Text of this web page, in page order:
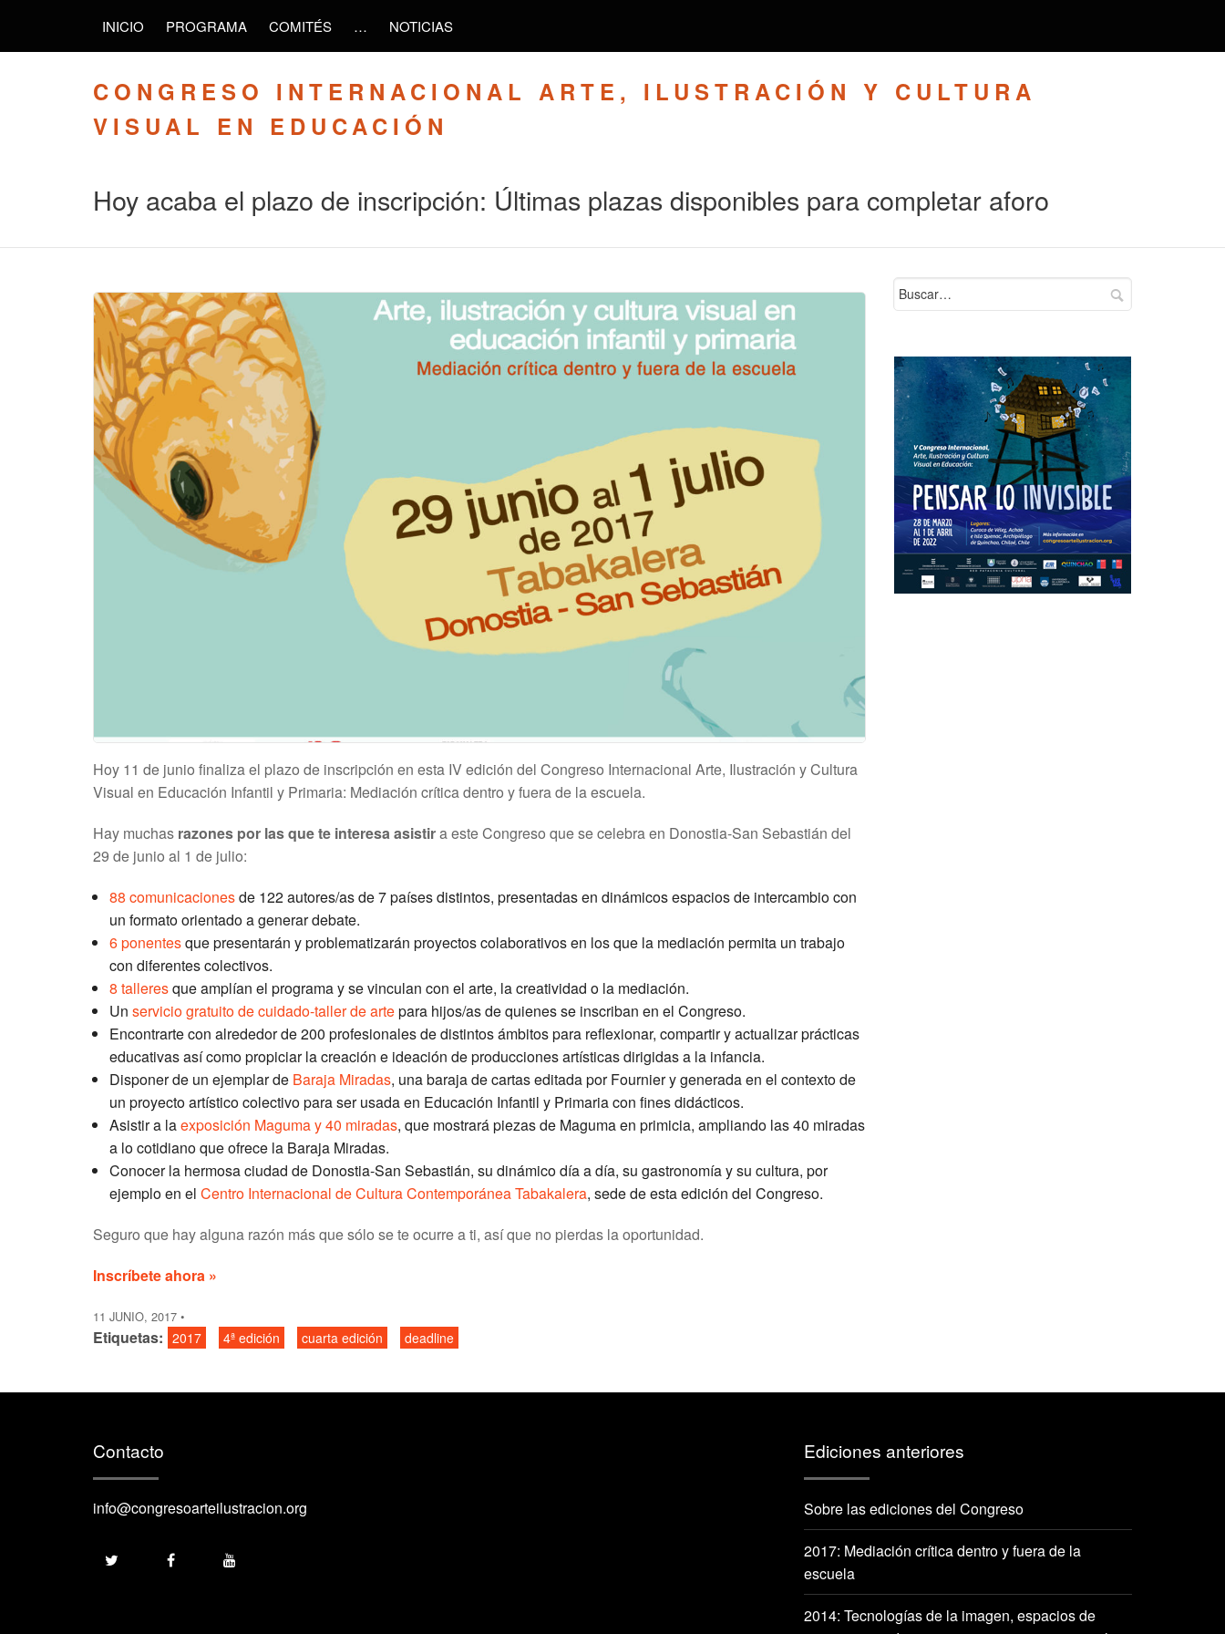
INICIO PROGRAMA COMITÉS … NOTICIAS
CONGRESO INTERNACIONAL ARTE, ILUSTRACIÓN Y CULTURA
VISUAL EN EDUCACIÓN
Hoy acaba el plazo de inscripción: Últimas plazas disponibles para completar aforo
Hoy 11 de junio finaliza el plazo de inscripción en esta IV edición del Congreso Internacional Arte, Ilustración y Cultura
Visual en Educación Infantil y Primaria: Mediación crítica dentro y fuera de la escuela.
Hay muchas razones por las que te interesa asistira este Congreso que se celebra en Donostia-San Sebastián del
29 de junio al 1 de julio:
88 comunicacionesde 122 autores/as de 7 países distintos, presentadas en dinámicos espacios de intercambio con
un formato orientado a generar debate.
6 ponentesque presentarán y problematizarán proyectos colaborativos en los que la mediación permita un trabajo
con diferentes colectivos.
8 talleresque amplían el programa y se vinculan con el arte, la creatividad o la mediación.
Un servicio gratuito de cuidado-taller de artepara hijos/as de quienes se inscriban en el Congreso.
Encontrarte con alrededor de 200 profesionales de distintos ámbitos para reflexionar, compartir y actualizar prácticas
educativas así como propiciar la creación e ideación de producciones artísticas dirigidas a la infancia.
Disponer de un ejemplar de Baraja Miradas, una baraja de cartas editada por Fournier y generada en el contexto de
un proyecto artístico colectivo para ser usada en Educación Infantil y Primaria con fines didácticos.
Asistir a laexposición Maguma y 40 miradas, que mostrará piezas de Maguma en primicia, ampliando las 40 miradas
a lo cotidiano que ofrece la Baraja Miradas.
Conocer la hermosa ciudad de Donostia-San Sebastián, su dinámico día a día, su gastronomía y su cultura, por
ejemplo en el Centro Internacional de Cultura Contemporánea Tabakalera, sede de esta edición del Congreso.
Seguro que hay alguna razón más que sólo se te ocurre a ti, así que no pierdas la oportunidad.
Inscríbete ahora »
11 JUNIO, 2017
Etiquetas: 2017 4ª edición cuarta edición deadline
Contacto
info@congresoarteilustracion.org
Ediciones anteriores
Sobre las ediciones del Congreso
2017: Mediación crítica dentro y fuera de la
escuela
2014: Tecnologías de la imagen, espacios de